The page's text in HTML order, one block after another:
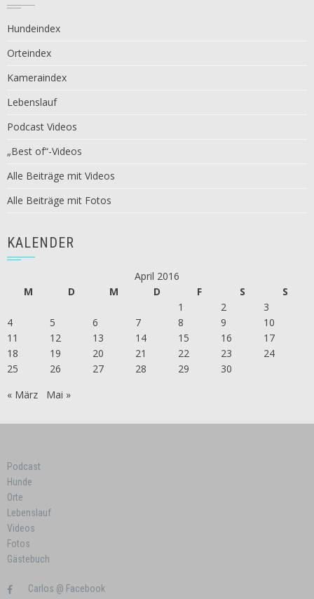
Hundeindex
Orteindex
Kameraindex
Lebenslauf
Podcast Videos
„Best of“-Videos
Alle Beiträge mit Videos
Alle Beiträge mit Fotos
KALENDER
April 2016
M
D M D F S
S
1
2
3
4
5 6 7 8 9
10
11
12 13 14 15 16
17
18
19 20 21 22 23
24
25
26 27 28 29
30
« März
Mai »
Podcast
Hunde
Orte
Lebenslauf
Videos
Fotos
Gästebuch
Carlos @ Facebook